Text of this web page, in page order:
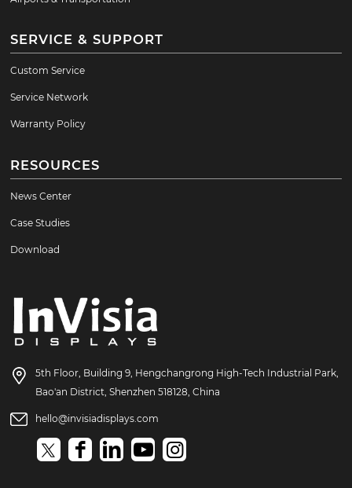
SERVICE & SUPPORT
Custom Service
Service Network
Warranty Policy
RESOURCES
News Center
Case Studies
Download
5th Floor, Building 9, Hengchangrong High-Tech Industrial Park,
Bao'an District, Shenzhen 518128, China
hello@invisiadisplays.com